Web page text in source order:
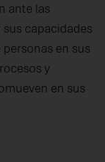
ante las
capacidades
en sus
y
en sus